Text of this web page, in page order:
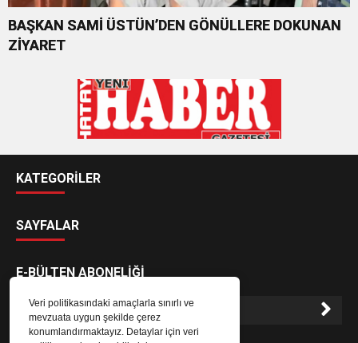
Veri politikasındaki amaçlarla sınırlı ve
mevzuata uygun şekilde çerez
konumlandırmaktayız. Detaylar için veri
BAŞKAN SAMİ ÜSTÜN’DEN GÖNÜLLERE DOKUNAN
ZİYARET
KATEGORİLER
SAYFALAR
E-BÜLTEN ABONELİĞİ
E-Bülten aboneliği ile haberlere daha hızlı erişin.